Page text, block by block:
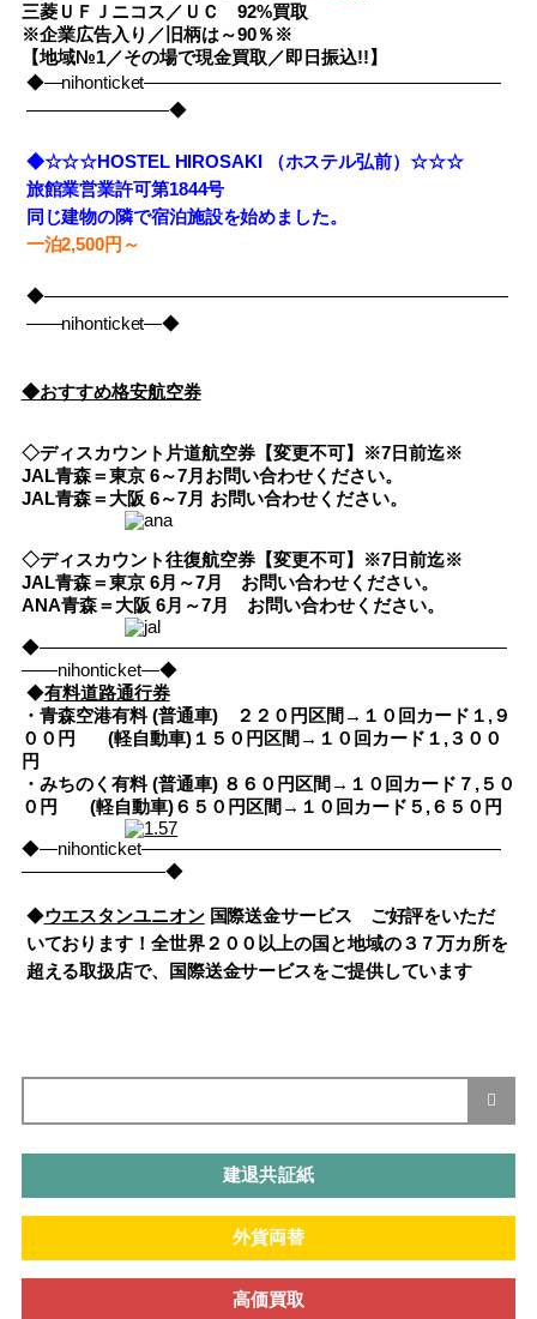
三菱ＵＦＪニコス／ＵＣ 92%買取
※企業広告入り／旧柄は～90％※
【地域№1／その場で現金買取／即日振込!!】
◆―nihonticket――――――――――――――――――――
――――――――◆
◆☆☆☆HOSTEL HIROSAKI （ホステル弘前）☆☆☆
旅館業営業許可第1844号
同じ建物の隣で宿泊施設を始めました。
一泊2,500円～
◆――――――――――――――――――――――――――
――nihonticket―◆
◆おすすめ格安航空券
◇ディスカウント片道航空券【変更不可】※7日前迄※
JAL青森＝東京 6～7月お問い合わせください。
JAL青森＝大阪 6～7月 お問い合わせください。
◇ディスカウント往復航空券【変更不可】※7日前迄※
JAL青森＝東京 6月～7月 お問い合わせください。
ANA青森＝大阪 6月～7月 お問い合わせください。
◆――――――――――――――――――――――――――
――nihonticket―◆
◆有料道路通行券
・青森空港有料 (普通車) ２２０円区間→１０回カード１,９
００円
(軽自動車)１５０円区間→１０回カード１,３００
円
・みちのく有料 (普通車) ８６０円区間→１０回カード７,５０
０円
(軽自動車)６５０円区間→１０回カード５,６５０円
◆―nihonticket――――――――――――――――――――
――――――――◆
◆ウエスタンユニオン国際送金サービス ご好評をいただ
いております！全世界２００以上の国と地域の３７万カ所を
超える取扱店で、国際送金サービスをご提供しています
建退共証紙
外貨両替
高価買取